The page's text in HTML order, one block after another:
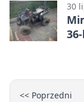
30
<< Poprzedni